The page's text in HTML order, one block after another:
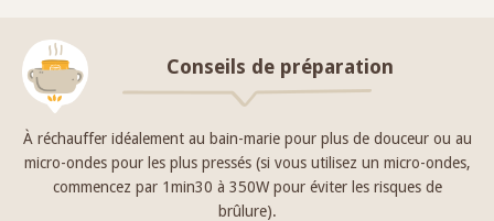
Conseils de préparation
À réchauffer idéalement au bain-marie pour plus de douceur ou au
micro-ondes pour les plus pressés (si vous utilisez un micro-ondes,
commencez par 1min30 à 350W pour éviter les risques de
brûlure).